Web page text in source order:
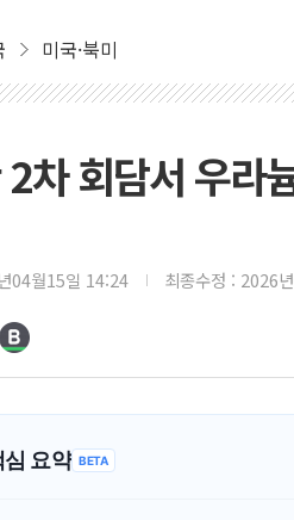
미국·북미
2차 회담서 우라
04월15일 14:24 최종수정 : 2026
심 요약 BETA